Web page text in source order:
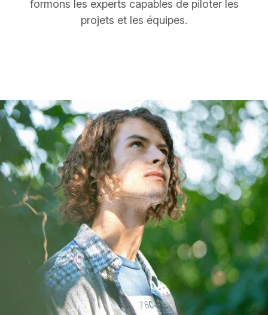
formons les experts capables de piloter les
projets et les équipes.